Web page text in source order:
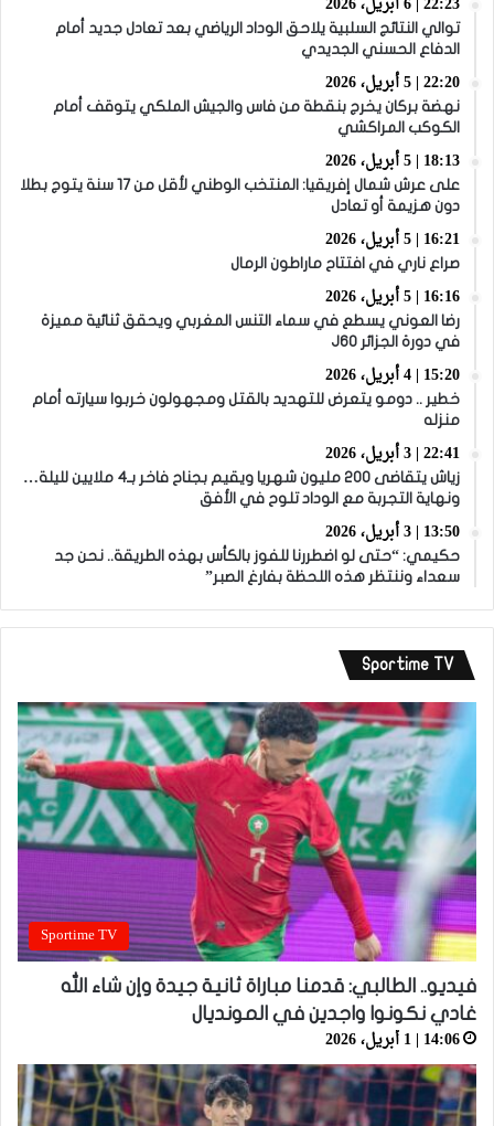
توالي النتائج السلبية يلاحق الوداد الرياضي بعد تعادل جديد أمام
الدفاع الحسني الجديدي
22:20 | 5 أبريل، 2026
نهضة بركان يخرج بنقطة من فاس والجيش الملكي يتوقف أمام
الكوكب المراكشي
18:13 | 5 أبريل، 2026
على عرش شمال إفريقيا: المنتخب الوطني لأقل من 17 سنة يتوج بطلا
دون هزيمة أو تعادل
16:21 | 5 أبريل، 2026
صراع ناري في افتتاح ماراطون الرمال
16:16 | 5 أبريل، 2026
رضا العوني يسطع في سماء التنس المغربي ويحقق ثنائية مميزة
في دورة الجزائر J60
15:20 | 4 أبريل، 2026
خطير .. دومو يتعرض للتهديد بالقتل ومجهولون خربوا سيارته أمام
منزله
22:41 | 3 أبريل، 2026
زياش يتقاضى 200 مليون شهريا ويقيم بجناح فاخر بـ4 ملايين لليلة…
ونهاية التجربة مع الوداد تلوح في الأفق
13:50 | 3 أبريل، 2026
حكيمي: “حتى لو اضطررنا للفوز بالكأس بهذه الطريقة.. نحن جد
سعداء وننتظر هذه اللحظة بفارغ الصبر”
Sportime TV
Sportime TV
فيديو.. الطالبي: قدمنا مباراة ثانية جيدة وإن شاء الله
غادي نكونوا واجدين في المونديال
14:06 | 1 أبريل، 2026